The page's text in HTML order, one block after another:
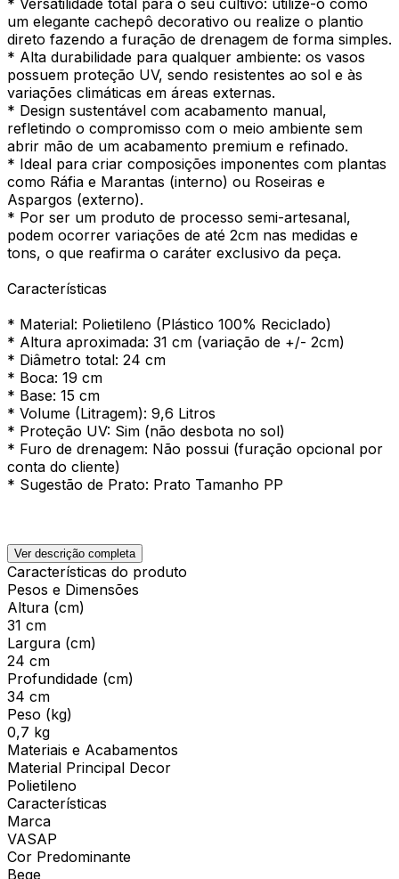
um elegante cachepô decorativo ou realize o plantio
direto fazendo a furação de drenagem de forma simples.
* Alta durabilidade para qualquer ambiente: os vasos
possuem proteção UV, sendo resistentes ao sol e às
variações climáticas em áreas externas.
* Design sustentável com acabamento manual,
refletindo o compromisso com o meio ambiente sem
abrir mão de um acabamento premium e refinado.
* Ideal para criar composições imponentes com plantas
como Ráfia e Marantas (interno) ou Roseiras e
Aspargos (externo).
* Por ser um produto de processo semi-artesanal,
podem ocorrer variações de até 2cm nas medidas e
tons, o que reafirma o caráter exclusivo da peça.
Características
* Material: Polietileno (Plástico 100% Reciclado)
* Altura aproximada: 31 cm (variação de +/- 2cm)
* Diâmetro total: 24 cm
* Boca: 19 cm
* Base: 15 cm
* Volume (Litragem): 9,6 Litros
* Proteção UV: Sim (não desbota no sol)
* Furo de drenagem: Não possui (furação opcional por
conta do cliente)
* Sugestão de Prato: Prato Tamanho PP
Ver descrição completa
Características do produto
Pesos e Dimensões
Altura (cm)
31 cm
Largura (cm)
24 cm
Profundidade (cm)
34 cm
Peso (kg)
0,7 kg
Materiais e Acabamentos
Material Principal Decor
Polietileno
Características
Marca
VASAP
Cor Predominante
Bege